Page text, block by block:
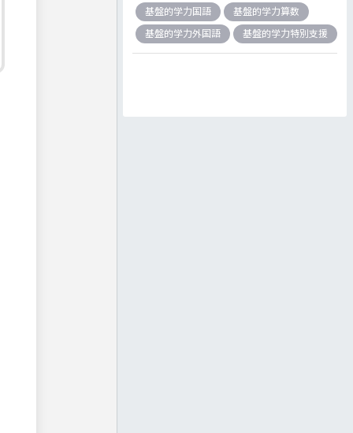
基盤的学力国語
基盤的学力算数
基盤的学力外国語
基盤的学力特別支援